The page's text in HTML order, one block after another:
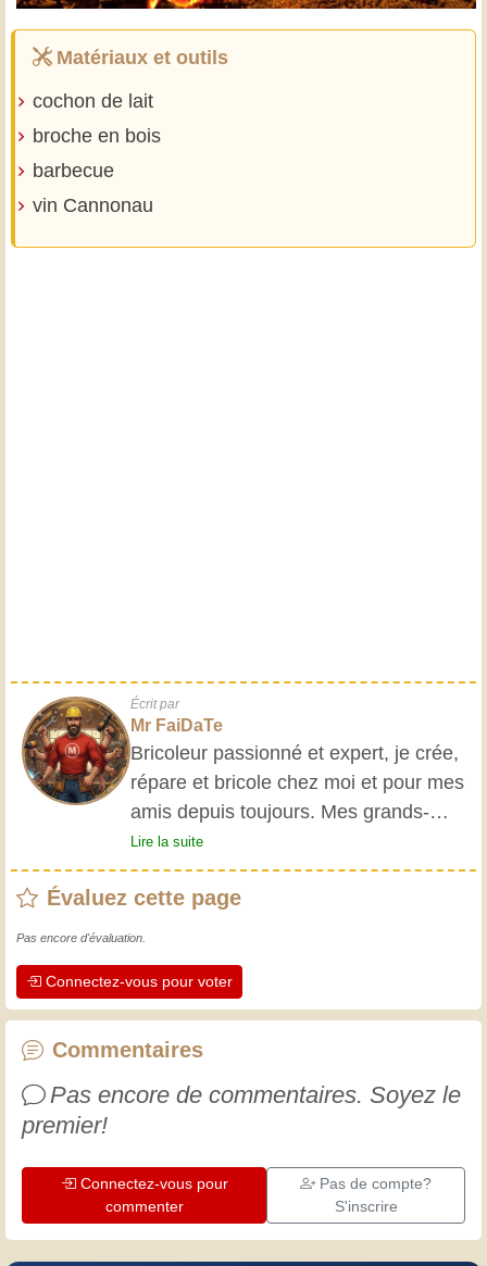
Matériaux et outils
cochon de lait
broche en bois
barbecue
vin Cannonau
Écrit par
Mr FaiDaTe
Bricoleur passionné et expert, je crée,
répare et bricole chez moi et pour mes
amis depuis toujours. Mes grands-
parents m'ont initié très jeune, et
depuis, j'ai acquis une riche expérience.
L'expérience est essentielle ! Elle nous
professionnels. Apprenons ensemble ;
chaque jour est une occasion de
progresser. Amusez-vous bien !
Lire la suite
Évaluez cette page
Pas encore d'évaluation.
Connectez-vous pour voter
Commentaires
Pas encore de commentaires. Soyez le
premier!
Connectez-vous pour
commenter
Pas de compte?
S'inscrire